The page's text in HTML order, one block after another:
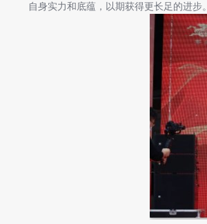
自身实力和底蕴，以期获得更长足的进步。